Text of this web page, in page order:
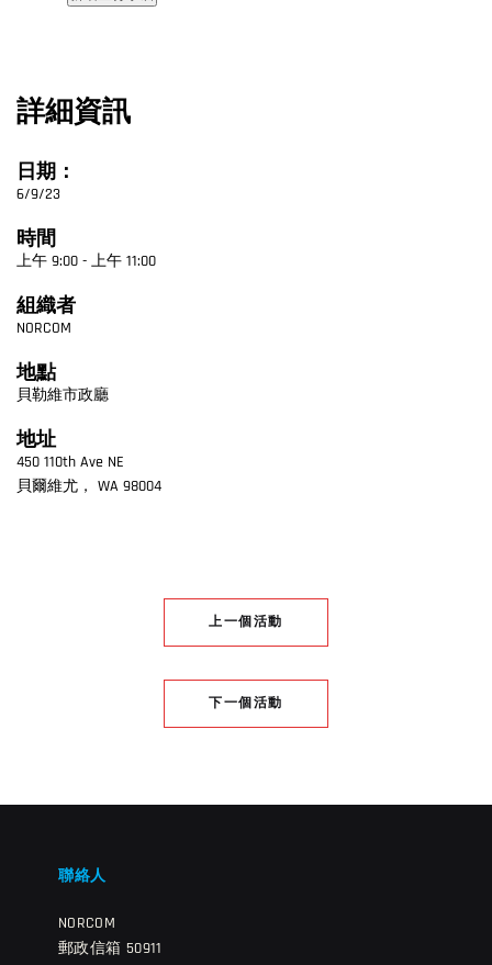
詳細資訊
日期：
6/9/23
時間
上午 9:00 - 上午 11:00
組織者
NORCOM
地點
貝勒維市政廳
地址
450 110th Ave NE
貝爾維尤 ， WA 98004
上一個活動
下一個活動
聯絡人
NORCOM
郵政信箱 50911